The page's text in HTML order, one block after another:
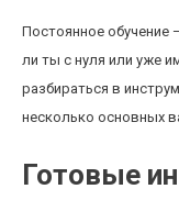
Постоянное обучение
ли ты с нуля или уже
разбираться в
несколько основных
Готовые